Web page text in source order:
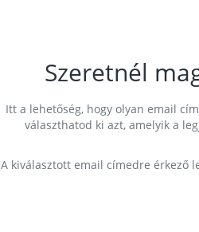
Szeretnél
Itt a lehetőség, hogy olyan email
választhatod ki azt, amelyik a
A kiválasztott email címedre érkező